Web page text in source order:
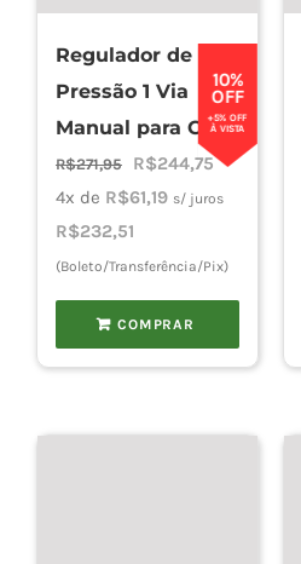
10%
OFF
+5% OFF
À VISTA
Regulador de
Pressão 1 Via
Manual para CO2
R$271,95
O
preço
original
era:
R$271,95.
R$244,75O
preço
é:
R$244,75.
4x de R$61,19 s/ juros
R$232,51
(Boleto/Transferência/Pix)
COMPRAR